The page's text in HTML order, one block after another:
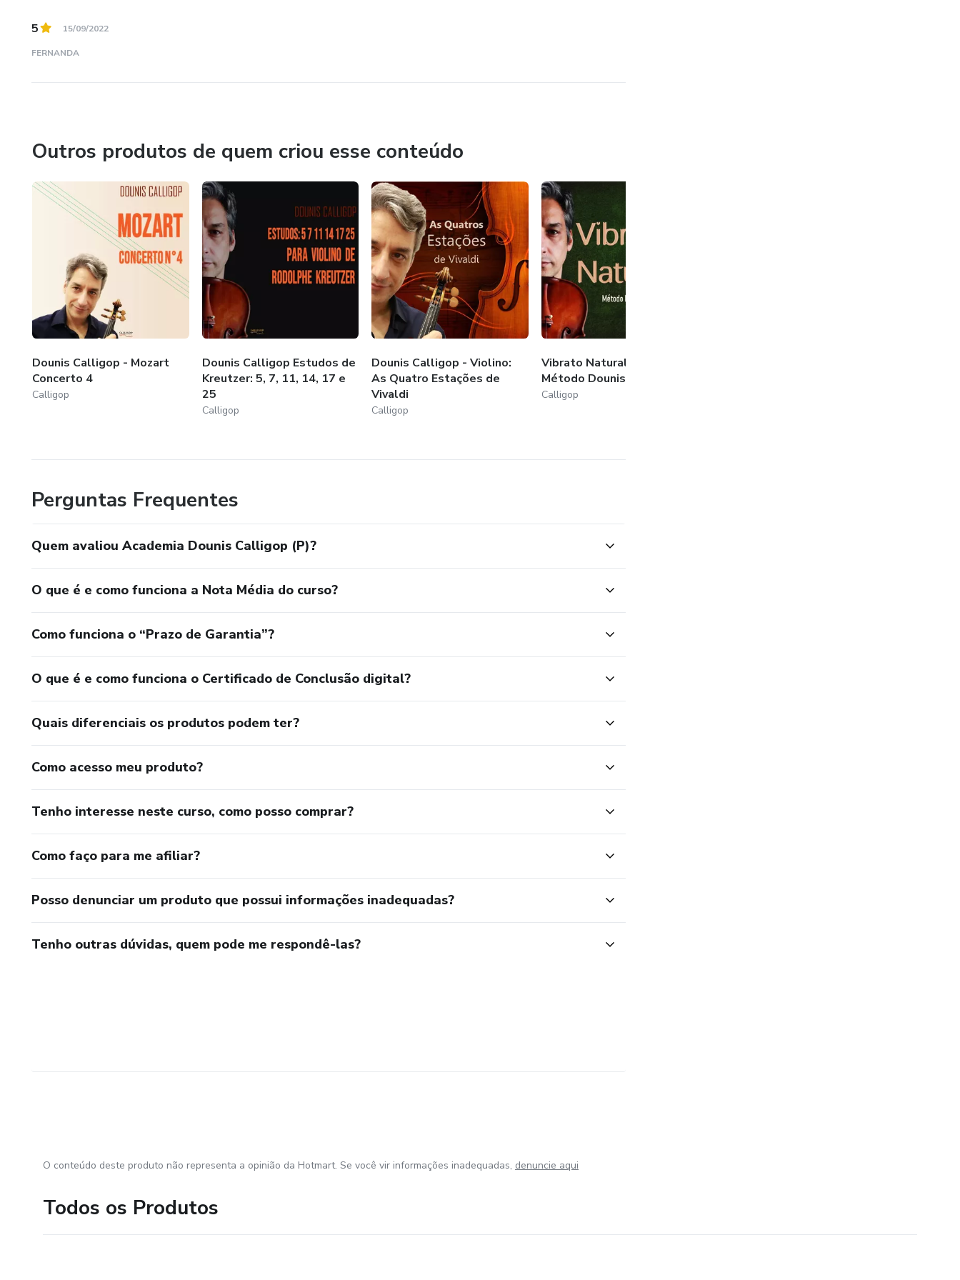
5 15/09/2022
FERNANDA
Outros produtos de quem criou esse conteúdo
Dounis Calligop - Mozart
Concerto 4
Calligop
Dounis Calligop Estudos de
Kreutzer: 5, 7, 11, 14, 17 e
25
Calligop
Dounis Calligop - Violino:
As Quatro Estações de
Vivaldi
Calligop
Vibrato Natural pelo
Método Dounis
Calligop
Perguntas Frequentes
Quem avaliou Academia Dounis Calligop (P)?
O que é e como funciona a Nota Média do curso?
Como funciona o “Prazo de Garantia”?
O que é e como funciona o Certificado de Conclusão digital?
Quais diferenciais os produtos podem ter?
Como acesso meu produto?
Tenho interesse neste curso, como posso comprar?
Como faço para me afiliar?
Posso denunciar um produto que possui informações inadequadas?
Tenho outras dúvidas, quem pode me respondê-las?
O conteúdo deste produto não representa a opinião da Hotmart. Se você vir informações inadequadas, denuncie aqui
Todos os Produtos